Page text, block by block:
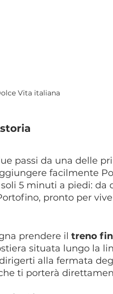
Vita italiana
passi da una delle
facilmente
5 minuti a piedi: da
pronto per
prendere il treno
situata lungo la
alla fermata
ti porterà